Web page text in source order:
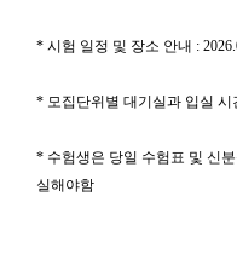
* 시험 일정 및 장소 안내 :
* 모집단위별 대기실과 입실 시
* 수험생은 당일 수험표 및 신
실해야함